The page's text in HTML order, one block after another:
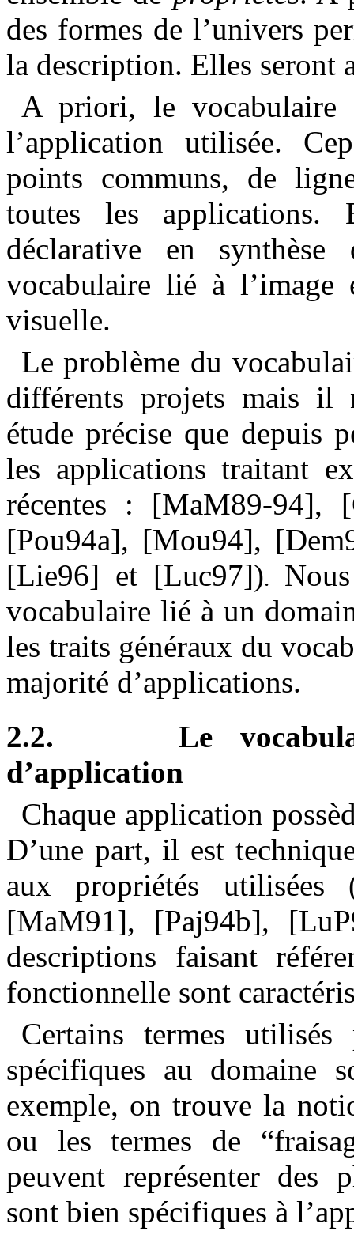
des formes de l’univers
la description. Elles seront
A priori, le vocabulaire
l’application utilisée.
points communs, de
toutes les applications.
déclarative en synthèse
vocabulaire lié à
visuelle.
Le problème du
différents projets mais il
étude précise que depuis
les applications traitant
récentes : [MaM89-94],
[Pou94a], [Mou94],
[Lie96] et [Luc97]).
vocabulaire lié à un
les traits généraux du
majorité d’applications.
2.2.
Le
d’application
Chaque application
D’une part, il est
aux propriétés
[MaM91], [Paj94b],
descriptions faisant
fonctionnelle sont
Certains termes
spécifiques au domaine
exemple, on trouve la
ou les termes de
peuvent représenter des
sont bien spécifiques à